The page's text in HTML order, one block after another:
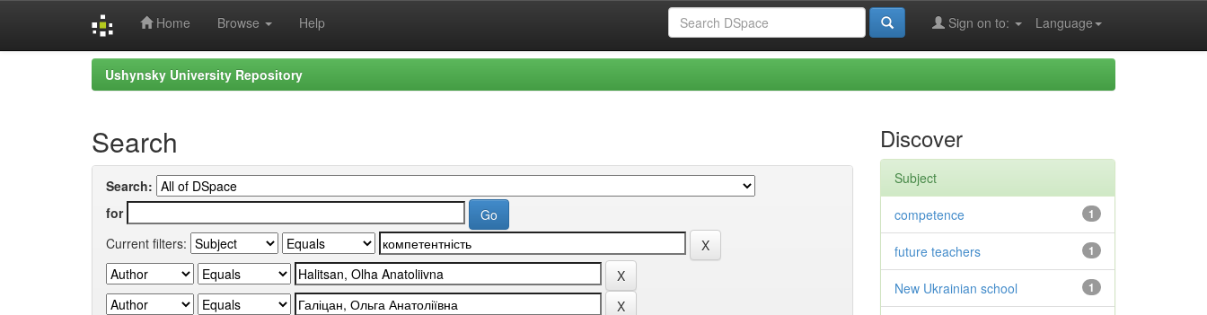
Home Browse Help Language
Sign on to:
Ushynsky University Repository
Search
Search:
for
Current filters:
Discover
Subject
1
competence
1
future teachers
1
New Ukrainian school